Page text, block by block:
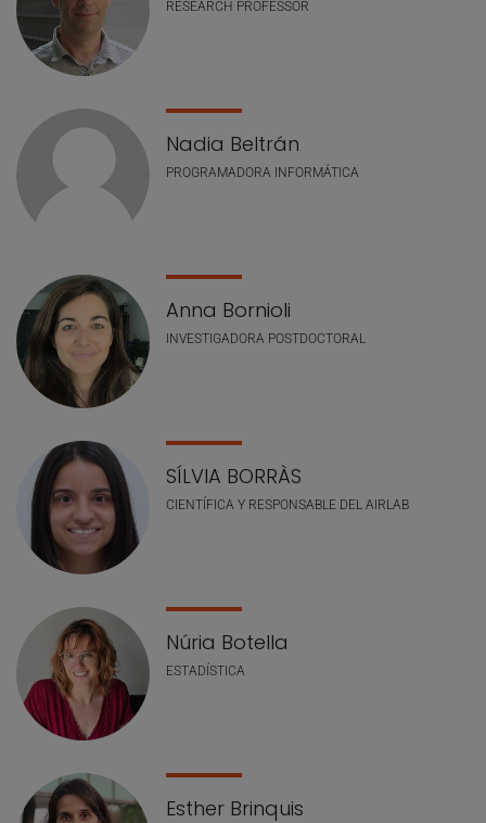
RESEARCH PROFESSOR
Nadia Beltrán
PROGRAMADORA INFORMÁTICA
Anna Bornioli
INVESTIGADORA POSTDOCTORAL
SÍLVIA BORRÀS
CIENTÍFICA Y RESPONSABLE DEL AIRLAB
Núria Botella
ESTADÍSTICA
Esther Brinquis